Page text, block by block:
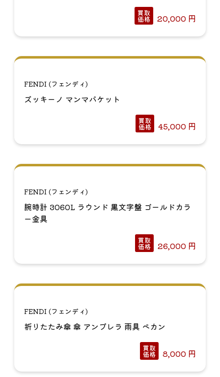
買取
価格 20,000 円
FENDI (フェンディ)
ズッキーノ マンマバケット
買取
価格 45,000 円
FENDI (フェンディ)
腕時計 3060L ラウンド 黒文字盤 ゴールドカラ
ー金具
買取
価格 26,000 円
FENDI (フェンディ)
折りたたみ傘 傘 アンブレラ 雨具 ペカン
買取
価格 8,000 円